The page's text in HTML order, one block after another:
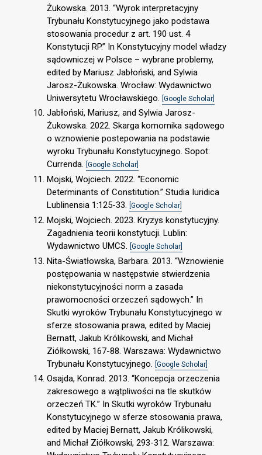
Żukowska. 2013. “Wyrok interpretacyjny
Trybunału Konstytucyjnego jako podstawa
stosowania procedur z art. 190 ust. 4
Konstytucji RP.” In Konstytucyjny model władzy
sądowniczej w Polsce – wybrane problemy,
edited by Mariusz Jabłoński, and Sylwia
Jarosz-Żukowska. Wrocław: Wydawnictwo
Uniwersytetu Wrocławskiego.
[Google Scholar]
Jabłoński, Mariusz, and Sylwia Jarosz-
Żukowska. 2022. Skarga komornika sądowego
o wznowienie postepowania na podstawie
wyroku Trybunału Konstytucyjnego. Sopot:
Currenda. [Google Scholar]
Mojski, Wojciech. 2022. “Economic
Determinants of Constitution.” Studia Iuridica
Lublinensia 1:125-33. [Google Scholar]
Mojski, Wojciech. 2023. Kryzys konstytucyjny.
Zagadnienia teorii konstytucji. Lublin:
Wydawnictwo UMCS. [Google Scholar]
Nita-Światłowska, Barbara. 2013. “Wznowienie
postępowania w następstwie stwierdzenia
niekonstytucyjności norm a zasada
prawomocności orzeczeń sądowych.” In
Skutki wyroków Trybunału Konstytucyjnego w
sferze stosowania prawa, edited by Maciej
Bernatt, Jakub Królikowski, and Michał
Ziółkowski, 167-88. Warszawa: Wydawnictwo
Trybunału Konstytucyjnego.
[Google Scholar]
Osajda, Konrad. 2013. “Koncepcja orzeczenia
zakresowego a wątpliwości na tle skutków
orzeczeń TK.” In Skutki wyroków Trybunału
Konstytucyjnego w sferze stosowania prawa,
edited by Maciej Bernatt, Jakub Królikowski,
and Michał Ziółkowski, 293-312. Warszawa: